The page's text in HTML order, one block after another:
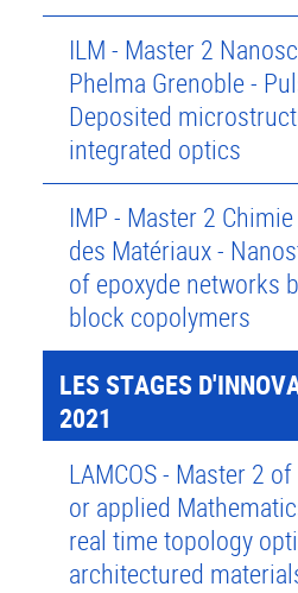
ILM - Master 2
Phelma Grenoble -
Deposited
integrated optics
IMP - Master 2
des Matériaux -
of epoxyde networks
block copolymers
LES STAGES
2021
LAMCOS - Master 2
or applied
real time topology
architectured